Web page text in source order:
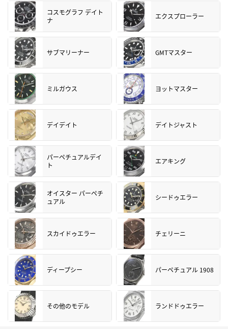
コスモグラフ デイト
ナ
エクスプローラー
サブマリーナー GMTマスター
ミルガウス ヨットマスター
デイデイト デイトジャスト
パーペチュアルデイ
ト
エアキング
オイスター パーペチ
ュアル
シードゥエラー
スカイドゥエラー チェリーニ
ディープシー パーペチュアル 1908
その他のモデル ランドドゥエラー